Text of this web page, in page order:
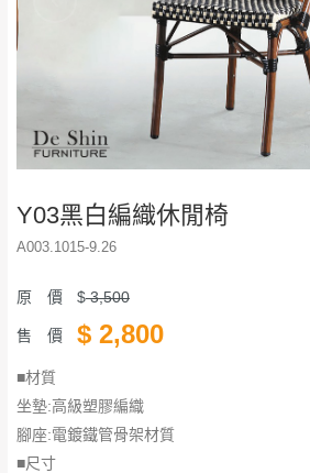
Y03黑白編織休閒椅
A003.1015-9.26
原 價 $3,500
售 價 $ 2,800
■材質
坐墊:高級塑膠編織
腳座:電鍍鐵管骨架材質
■尺寸